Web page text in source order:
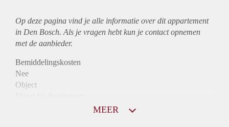
Op deze pagina vind je alle informatie over ditappartement
in Den Bosch. Als je vragen hebt kun je contact opnemen
met de aanbieder.
Bemiddelingskosten
Nee
Object
MEER